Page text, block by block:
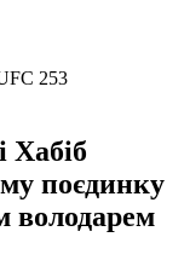
Хабіб
поєдинку
володарем